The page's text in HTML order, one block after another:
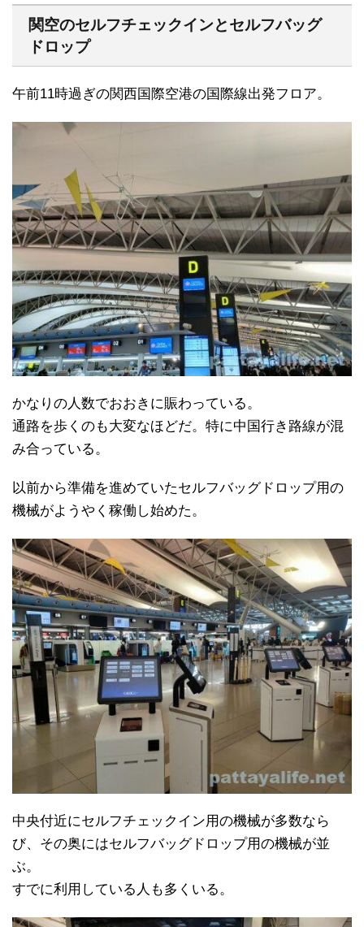
関空のセルフチェックインとセルフバッグ
ドロップ
午前11時過ぎの関西国際空港の国際線出発フロア。
かなりの人数でおおきに賑わっている。
通路を歩くのも大変なほどだ。特に中国行き路線が混
み合っている。
以前から準備を進めていたセルフバッグドロップ用の
機械がようやく稼働し始めた。
中央付近にセルフチェックイン用の機械が多数なら
び、その奥にはセルフバッグドロップ用の機械が並
ぶ。
すでに利用している人も多くいる。